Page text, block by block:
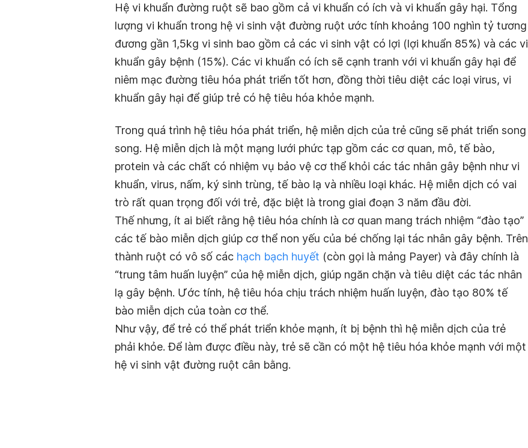
Hệ vi khuẩn đường ruột sẽ bao gồm cả vi khuẩn có ích và vi khuẩn gây hại. Tổng
lượng vi khuẩn trong hệ vi sinh vật đường ruột ước tính khoảng 100 nghìn tỷ tương
đương gần 1,5kg vi sinh bao gồm cả các vi sinh vật có lợi (lợi khuẩn 85%) và các vi
khuẩn gây bệnh (15%). Các vi khuẩn có ích sẽ cạnh tranh với vi khuẩn gây hại để
niêm mạc đường tiêu hóa phát triển tốt hơn, đồng thời tiêu diệt các loại virus, vi
khuẩn gây hại để giúp trẻ có hệ tiêu hóa khỏe mạnh.
Trong quá trình hệ tiêu hóa phát triển, hệ miễn dịch của trẻ cũng sẽ phát triển song
song. Hệ miễn dịch là một mạng lưới phức tạp gồm các cơ quan, mô, tế bào,
protein và các chất có nhiệm vụ bảo vệ cơ thể khỏi các tác nhân gây bệnh như vi
khuẩn, virus, nấm, ký sinh trùng, tế bào lạ và nhiều loại khác. Hệ miễn dịch có vai
trò rất quan trọng đối với trẻ, đặc biệt là trong giai đoạn 3 năm đầu đời.
Thế nhưng, ít ai biết rằng hệ tiêu hóa chính là cơ quan mang trách nhiệm “đào tạo”
các tế bào miễn dịch giúp cơ thể non yếu của bé chống lại tác nhân gây bệnh. Trên
thành ruột có vô số các hạch bạch huyết (còn gọi là mảng Payer) và đây chính là
“trung tâm huấn luyện” của hệ miễn dịch, giúp ngăn chặn và tiêu diệt các tác nhân
lạ gây bệnh. Ước tính, hệ tiêu hóa chịu trách nhiệm huấn luyện, đào tạo 80% tế
bào miễn dịch của toàn cơ thể.
Như vậy, để trẻ có thể phát triển khỏe mạnh, ít bị bệnh thì hệ miễn dịch của trẻ
phải khỏe. Để làm được điều này, trẻ sẽ cần có một hệ tiêu hóa khỏe mạnh với một
hệ vi sinh vật đường ruột cân bằng.